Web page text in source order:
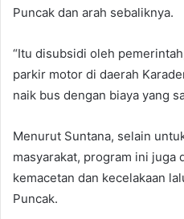
Puncak dan arah sebaliknya.
“Itu disubsidi oleh
parkir motor di daerah
naik bus dengan biaya yang
Menurut Suntana, selain
masyarakat, program ini juga
kemacetan dan kecelakaan
Puncak.